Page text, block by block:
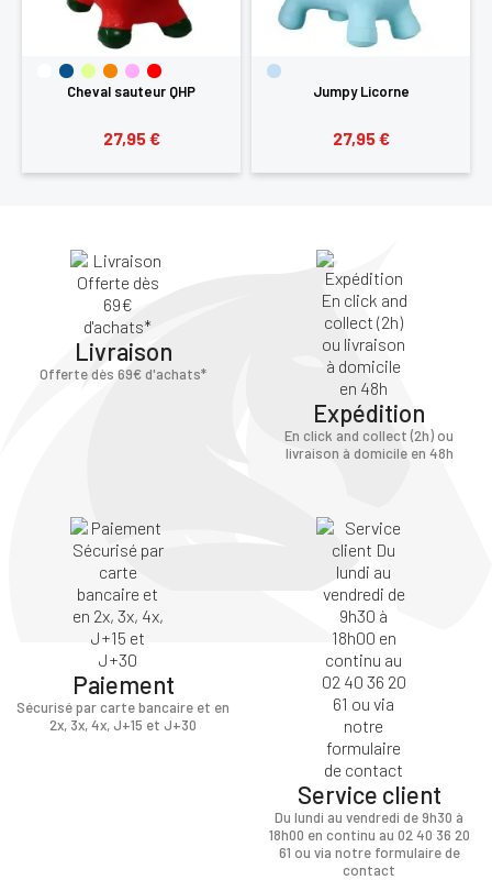
Cheval sauteur QHP
27,95 €
Jumpy Licorne
27,95 €
Livraison
Offerte dès 69€ d'achats*
Expédition
En click and collect (2h) ou
livraison à domicile en 48h
Paiement
Sécurisé par carte bancaire et en
2x, 3x, 4x, J+15 et J+30
Service client
Du lundi au vendredi de 9h30 à
18h00 en continu au 02 40 36 20
61 ou via notre formulaire de
contact